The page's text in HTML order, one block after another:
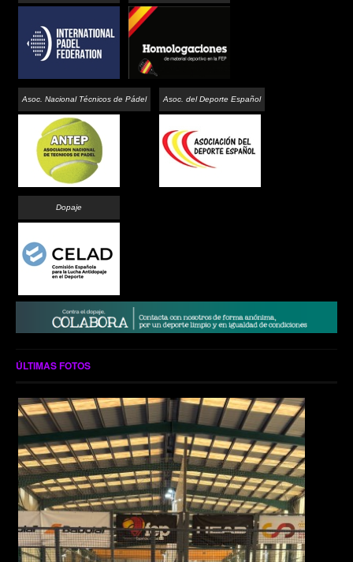
Asoc. Nacional Técnicos de Pádel Asoc. del Deporte Español
Dopaje
ÚLTIMAS FOTOS